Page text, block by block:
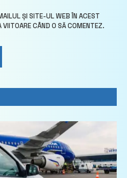
ȘI SITE-UL WEB ÎN ACEST
VIITOARE CÂND O SĂ COMENTEZ.